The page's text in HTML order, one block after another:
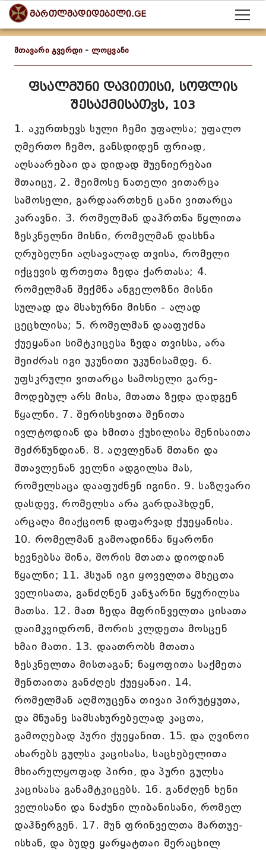
მართლმადიდებელი.GE
მთავარი გვერდი - ლოცვანი
ფსალმუნი დავითისი, სოფლის
შესაქმისათჳს, 103
1. აკურთხევს სული ჩემი უფალსა; უფალო
ღმერთო ჩემო, განსდიდენ ფრიად,
აღსაარებაი და დიდად შუენიერებაი
შთაიცუ, 2. შეიმოსე ნათელი ვითარცა
სამოსელი, გარდაართხენ ცანი ვითარცა
კარავნი. 3. რომელმან დაჰრთნა წყლითა
ზესკნელნი მისნი, რომელმან დასხნა
ღრუბელნი აღსავალად თვისა, რომელი
იქცევის ფრთეთა ზედა ქართასა; 4.
რომელმან შექმნა ანგელოზნი მისნი
სულად და მსახურნი მისნი - ალად
ცეცხლისა; 5. რომელმან დააფუძნა
ქუეყანაი სიმტკიცესა ზედა თვისსა, არა
შეიძრას იგი უკუნითი უკუნისამდე. 6.
უფსკრული ვითარცა სამოსელი გარე-
მოდებულ არს მისა, მთათა ზედა დადგენ
წყალნი. 7. შერისხვითა შენითა
ივლტოდიან და ხმითა ქუხილისა შენისაითა
შეძრწუნდიან. 8. აღვლენან მთანი და
შთავლენან ველნი ადგილსა მას,
რომელსაცა დააფუძნენ იგინი. 9. საზღვარი
დასდევ, რომელსა არა გარდაჰხდენ,
არცაღა მიაქციონ დაფარვად ქუეყანისა.
10. რომელმან გამოადინნა წყარონი
ხევნებსა შინა, შორის მთათა დიოდიან
წყალნი; 11. ჰსუან იგი ყოველთა მხეცთა
ველისათა, განძღნენ კანჯარნი წყურილსა
მათსა. 12. მათ ზედა მფრინველთა ცისათა
დაიმკვიდრონ, შორის კლდეთა მოსცენ
ხმაი მათი. 13. დაათრობს მთათა
ზესკნელთა მისთაგან; ნაყოფითა საქმეთა
შენთაითა განძღეს ქუეყანაი. 14.
რომელმან აღმოუცენა თივაი პირუტყუთა,
და მწუანე სამსახურებელად კაცთა,
გამოღებად პური ქუეყანით. 15. და ღვინოი
ახარებს გულსა კაცისასა, საცხებელითა
მხიარულყოფად პირი, და პური გულსა
კაცისასა განამტკიცებს. 16. განძღენ ხენი
ველისანი და ნაძუნი ლიბანისანი, რომელ
დაჰნერგენ. 17. მუნ ფრინველთა მართუე-
ისხან, და ბუდე ყარყატთაი შერაცხილ